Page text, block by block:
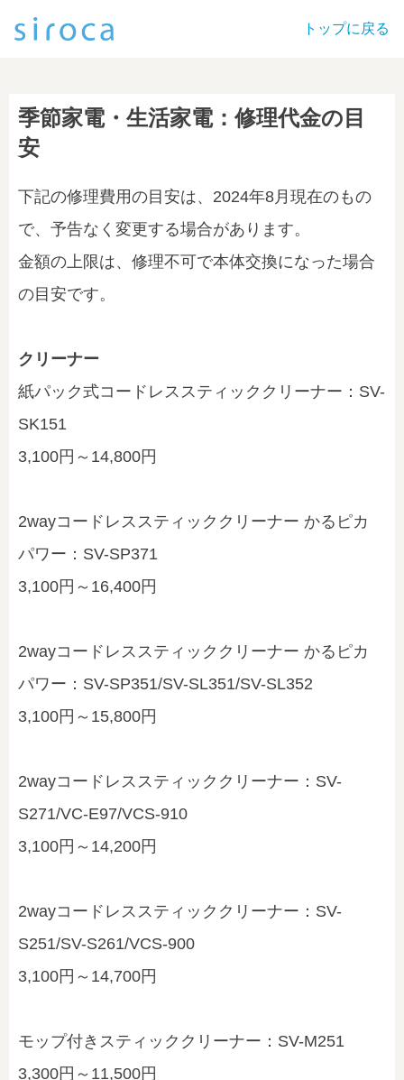
トップに戻る
季節家電・生活家電：修理代金の目
安
下記の修理費用の目安は、2024年8月現在のもの
で、予告なく変更する場合があります。
金額の上限は、修理不可で本体交換になった場合
の目安です。
クリーナー
紙パック式コードレススティッククリーナー：SV-
SK151
3,100円～14,800円
2wayコードレススティッククリーナー かるピカ
パワー：SV-SP371
3,100円～16,400円
2wayコードレススティッククリーナー かるピカ
パワー：SV-SP351/SV-SL351/SV-SL352
3,100円～15,800円
2wayコードレススティッククリーナー：SV-
S271/VC-E97/VCS-910
3,100円～14,200円
2wayコードレススティッククリーナー：SV-
S251/SV-S261/VCS-900
3,100円～14,700円
モップ付きスティッククリーナー：SV-M251
3,300円～11,500円